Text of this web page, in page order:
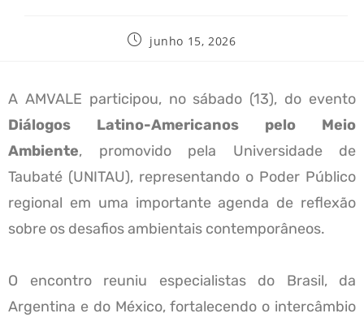
junho 15, 2026
A AMVALE participou, no sábado (13), do evento
Diálogos Latino-Americanos pelo Meio
Ambiente, promovido pela Universidade de
Taubaté (UNITAU), representando o Poder Público
regional em uma importante agenda de reflexão
sobre os desafios ambientais contemporâneos.
O encontro reuniu especialistas do Brasil, da
Argentina e do México, fortalecendo o intercâmbio